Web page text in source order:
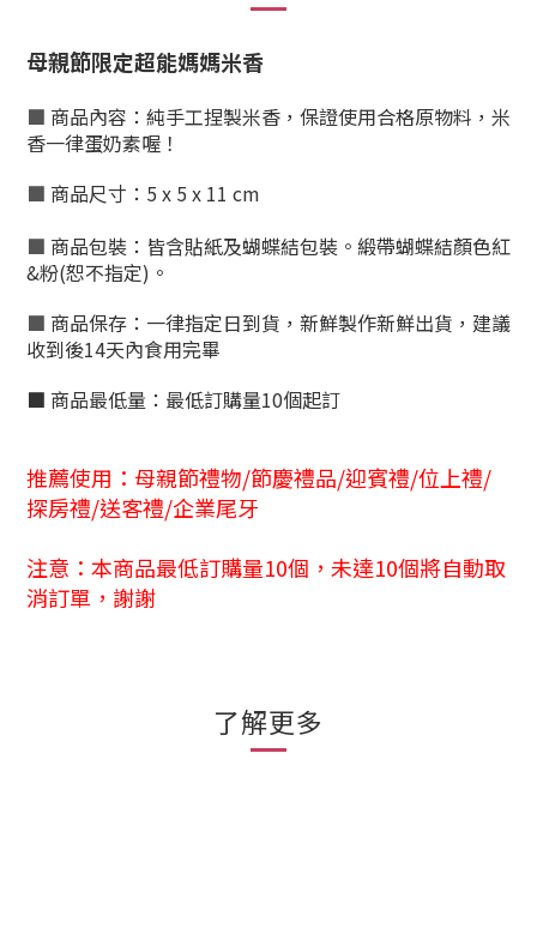
母親節限定超能媽媽米香
■ 商品內容： 純手工捏製米香，保證使用合格原物料，米
香一律蛋奶素喔！
■ 商品尺寸：5 x 5 x 11 cm
■ 商品包裝：皆含貼紙及蝴蝶結包裝。緞帶蝴蝶結顏色紅
&粉(恕不指定)。
■ 商品保存： 一律指定日到貨，新鮮製作新鮮出貨，建議
收到後14天內食用完畢
■ 商品最低量： 最低訂購量10個起訂
推薦使用： 母親節禮物/節慶禮品/迎賓禮/位上禮/
探房禮/送客禮/企業尾牙
注意：本商品最低訂購量10個，未達10個將自動取
消訂單，謝謝
了解更多